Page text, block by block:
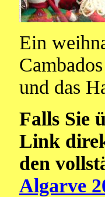
Ein
und das
Falls Sie
Link
den
Algarve